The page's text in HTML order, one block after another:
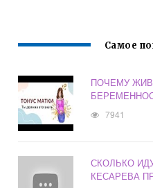
Самое
ПОЧЕМУ
7941
СКОЛЬКО
КЕСАРЕВА